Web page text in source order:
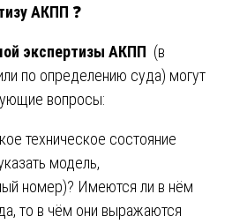
АКПП ❓
экспертизы АКПП (в
по определению суда) могут
вопросы:
техническое состояние
модель,
номер)? Имеются ли в нём
то в чём они выражаются